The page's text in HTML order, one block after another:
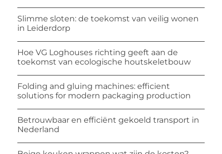
Slimme sloten: de toekomst van veilig wonen
in Leiderdorp
Hoe VG Loghouses richting geeft aan de
toekomst van ecologische houtskeletbouw
Folding and gluing machines: efficient
solutions for modern packaging production
Betrouwbaar en efficiënt gekoeld transport in
Nederland